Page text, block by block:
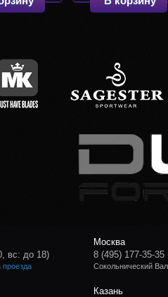
вс: до 18)
Москва
8 (495) 177-35-35
Сокольнический
Казань